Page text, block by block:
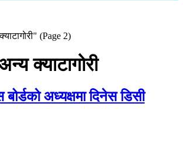
(Page 2)
क्याटागोरी
अध्यक्षमा दिनेस डिसी